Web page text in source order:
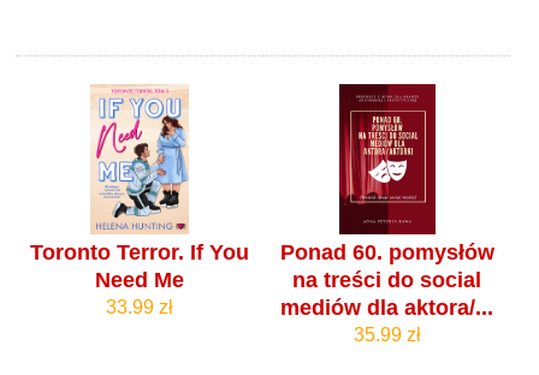
Toronto Terror. If You
Need Me
33.99 zł
Ponad 60. pomysłów
na treści do social
mediów dla aktora/...
35.99 zł